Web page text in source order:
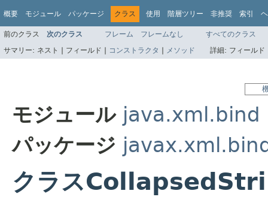
概要 モジュール パッケージ クラス 使用 階層ツリー 非推奨 索引
前のクラス 次のクラス フレーム フレームなし
すべてのクラス
サマリー: ネスト | フィールド | コンストラクタ | メソッド 詳細: フィール
モジュール java.xml.bind
パッケージ
クラス